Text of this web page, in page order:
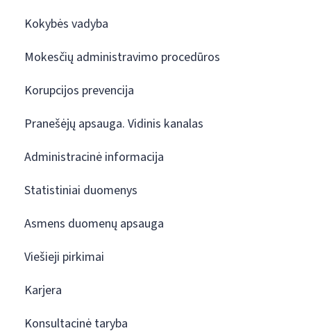
Kokybės vadyba
Mokesčių administravimo procedūros
Korupcijos prevencija
Pranešėjų apsauga. Vidinis kanalas
Administracinė informacija
Statistiniai duomenys
Asmens duomenų apsauga
Viešieji pirkimai
Karjera
Konsultacinė taryba